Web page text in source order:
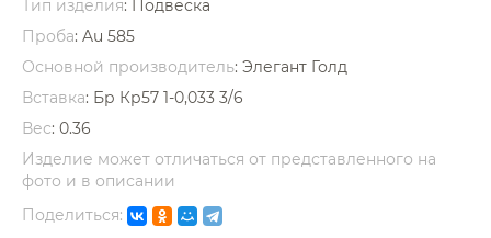
Тип изделия: Подвеска
Проба: Au 585
Основной производитель: Элегант Голд
Вставка: Бр Кр57 1-0,033 3/6
Вес: 0.36
Изделие может отличаться от представленного на
фото и в описании
Поделиться:
раз в 2 недели